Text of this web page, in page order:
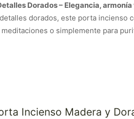
Dorados – Elegancia,
dorados, este porta
o simplemente para
Incienso Madera y